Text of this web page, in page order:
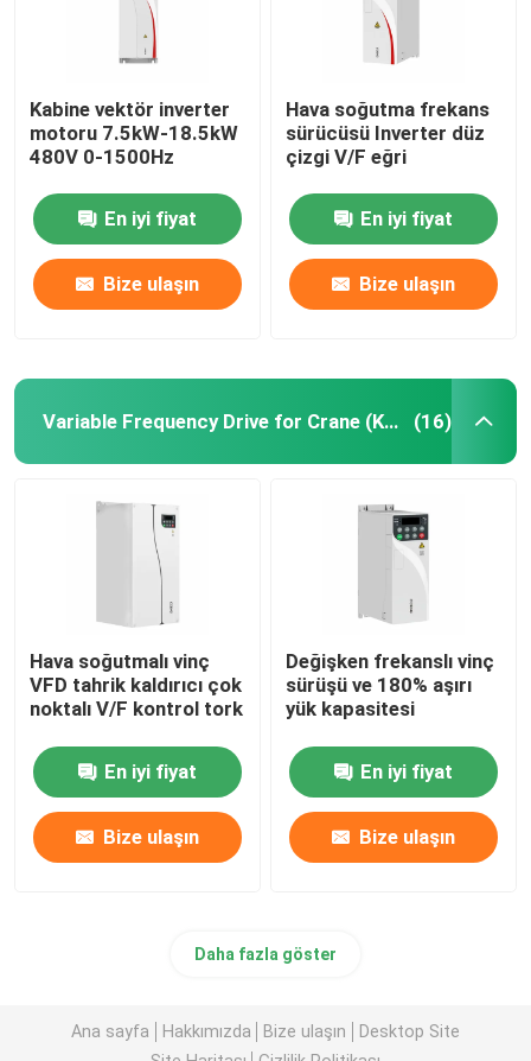
Kabine vektör inverter
motoru 7.5kW-18.5kW
480V 0-1500Hz
En iyi fiyat
Bize ulaşın
Hava soğutma frekans
sürücüsü Inverter düz
çizgi V/F eğri
En iyi fiyat
Bize ulaşın
Variable Frequency Drive for Crane (Kran için değişken frekanslı sürücü) (16)
Hava soğutmalı vinç
VFD tahrik kaldırıcı çok
noktalı V/F kontrol tork
En iyi fiyat
Bize ulaşın
Değişken frekanslı vinç
sürüşü ve 180% aşırı
yük kapasitesi
En iyi fiyat
Bize ulaşın
Daha fazla göster
Ana sayfa Hakkımızda Bize ulaşın
Desktop Site